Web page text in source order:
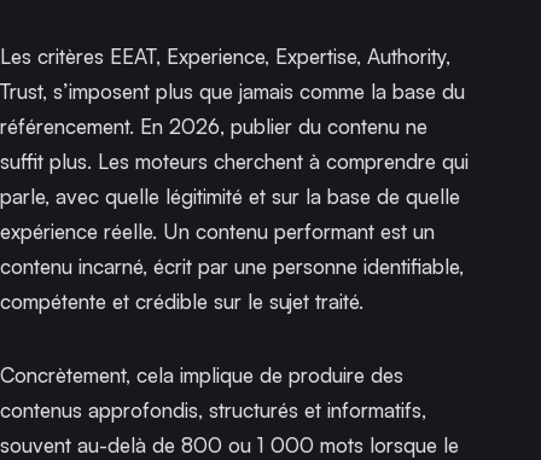
Les critères EEAT, Experience, Expertise, Authority,
Trust, s’imposent plus que jamais comme la base du
référencement. En 2026, publier du contenu ne
suffit plus. Les moteurs cherchent à comprendre qui
parle, avec quelle légitimité et sur la base de quelle
expérience réelle. Un contenu performant est un
contenu incarné, écrit par une personne identifiable,
compétente et crédible sur le sujet traité.
Concrètement, cela implique de produire des
contenus approfondis, structurés et informatifs,
souvent au-delà de 800 ou 1 000 mots lorsque le